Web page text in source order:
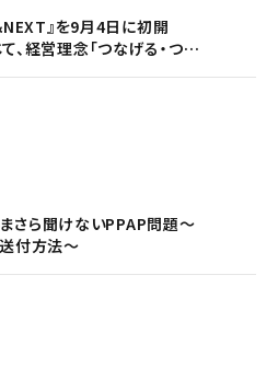
』を9月4日に初開
経営理念「つなげる・つな
さら聞けないPPAP問題～
付方法～
』を9月4日に初開
経営理念「つなげる・つな
さら聞けないPPAP問題～
付方法～
さら聞けないPPAP問題～
ルセキュリティベンダーと